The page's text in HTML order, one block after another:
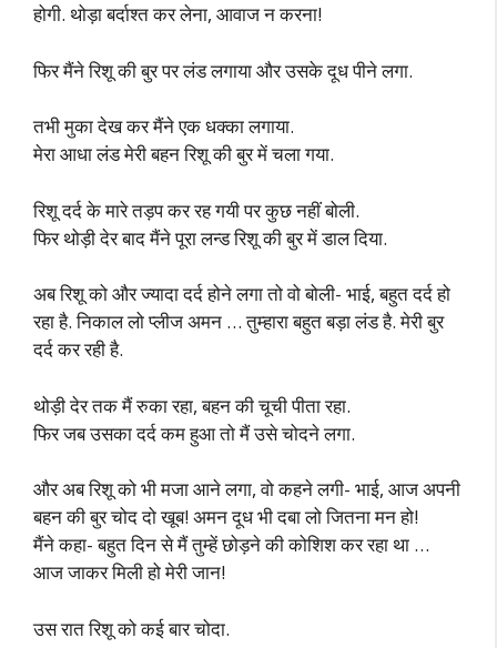
होगी. थोड़ा बर्दाश्त कर लेना, आवाज न करना!
फिर मैंने रिशू की बुर पर लंड लगाया और उसके दूध पीने लगा.
तभी मुका देख कर मैंने एक धक्का लगाया.
मेरा आधा लंड मेरी बहन रिशू की बुर में चला गया.
रिशू दर्द के मारे तड़प कर रह गयी पर कुछ नहीं बोली.
फिर थोड़ी देर बाद मैंने पूरा लन्ड रिशू की बुर में डाल दिया.
अब रिशू को और ज्यादा दर्द होने लगा तो वो बोली- भाई, बहुत दर्द हो
रहा है. निकाल लो प्लीज अमन … तुम्हारा बहुत बड़ा लंड है. मेरी बुर
दर्द कर रही है.
थोड़ी देर तक मैं रुका रहा, बहन की चूची पीता रहा.
फिर जब उसका दर्द कम हुआ तो मैं उसे चोदने लगा.
और अब रिशू को भी मजा आने लगा, वो कहने लगी- भाई, आज अपनी
बहन की बुर चोद दो खूब! अमन दूध भी दबा लो जितना मन हो!
मैंने कहा- बहुत दिन से मैं तुम्हें छोड़ने की कोशिश कर रहा था …
आज जाकर मिली हो मेरी जान!
उस रात रिशू को कई बार चोदा.